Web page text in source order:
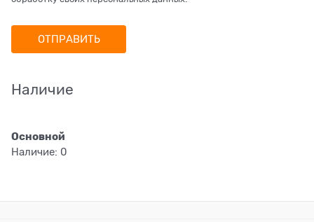
Наличие
Основной
Наличие: 0